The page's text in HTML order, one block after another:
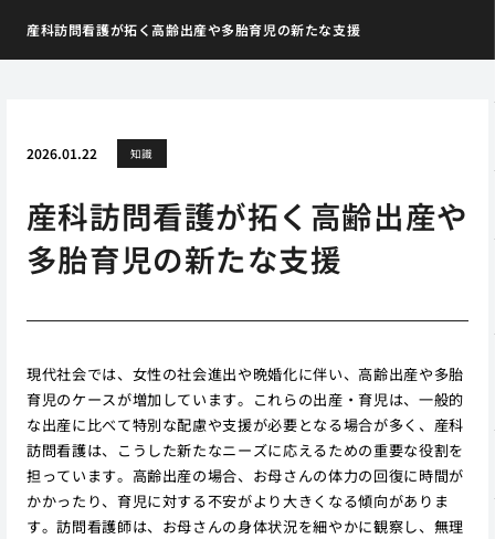
産科訪問看護が拓く高齢出産や多胎育児の新たな支援
2026.01.22 知識
産科訪問看護が拓く高齢出産や
多胎育児の新たな支援
現代社会では、女性の社会進出や晩婚化に伴い、高齢出産や多胎
育児のケースが増加しています。これらの出産・育児は、一般的
な出産に比べて特別な配慮や支援が必要となる場合が多く、産科
訪問看護は、こうした新たなニーズに応えるための重要な役割を
担っています。高齢出産の場合、お母さんの体力の回復に時間が
かかったり、育児に対する不安がより大きくなる傾向がありま
す。訪問看護師は、お母さんの身体状況を細やかに観察し、無理